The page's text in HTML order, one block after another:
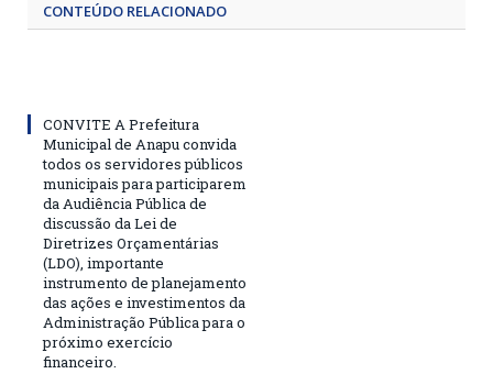
CONTEÚDO RELACIONADO
CONVITE A Prefeitura
Municipal de Anapu convida
todos os servidores públicos
municipais para participarem
da Audiência Pública de
discussão da Lei de
Diretrizes Orçamentárias
(LDO), importante
instrumento de planejamento
das ações e investimentos da
Administração Pública para o
próximo exercício
financeiro.